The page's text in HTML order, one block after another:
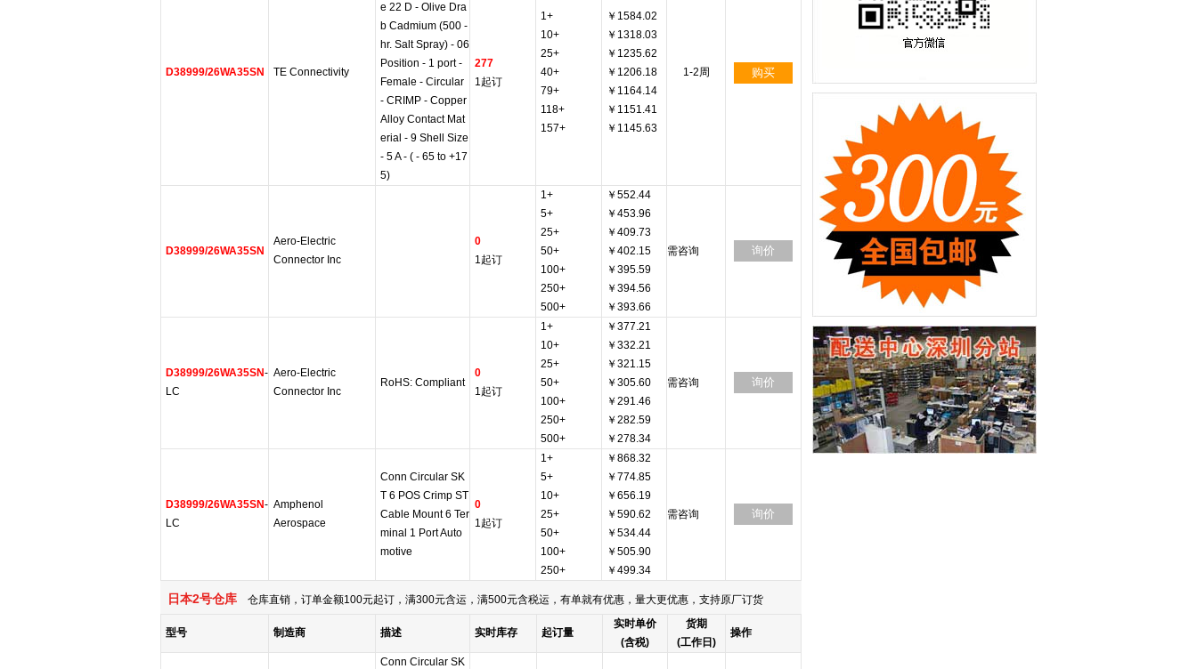
D38999/26WA35SN TE Connectivity
e 22 D - Olive Dra
b Cadmium (500 -
hr. Salt Spray) - 06
Position - 1 port -
Female - Circular
- CRIMP - Copper
Alloy Contact Mat
erial - 9 Shell Size
- 5 A - ( - 65 to +17
5)
277
1起订
1+
10+
25+
40+
79+
118+
157+
￥1584.02
￥1318.03
￥1235.62
￥1206.18
￥1164.14
￥1151.41
￥1145.63
1-2周 购买
D38999/26WA35SN
Aero-Electric
Connector Inc
0
1起订
1+
5+
25+
50+
100+
250+
500+
￥552.44
￥453.96
￥409.73
￥402.15
￥395.59
￥394.56
￥393.66
需咨询 询价
D38999/26WA35SN-
LC
Aero-Electric
Connector Inc
RoHS: Compliant
0
1起订
1+
10+
25+
50+
100+
250+
500+
￥377.21
￥332.21
￥321.15
￥305.60
￥291.46
￥282.59
￥278.34
需咨询 询价
D38999/26WA35SN-
LC
Amphenol
Aerospace
Conn Circular SK
T 6 POS Crimp ST
Cable Mount 6 Ter
minal 1 Port Auto
motive
0
1起订
1+
5+
10+
25+
50+
100+
250+
￥868.32
￥774.85
￥656.19
￥590.62
￥534.44
￥505.90
￥499.34
需咨询 询价
日本2号仓库 仓库直销，订单金额100元起订，满300元含运，满500元含税运，有单就有优惠，量大更优惠，支持原厂订货
型号 制造商 描述 实时库存 起订量
实时单价
(含税)
货期
(工作日)
操作
Conn Circular SK